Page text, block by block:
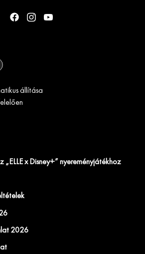
állítása
„ELLE x Disney+” nyereményjátékhoz
2026